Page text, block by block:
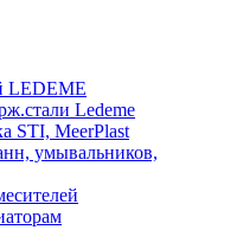
LEDEME
Ledeme
STI, MeerPlast
умывальников,